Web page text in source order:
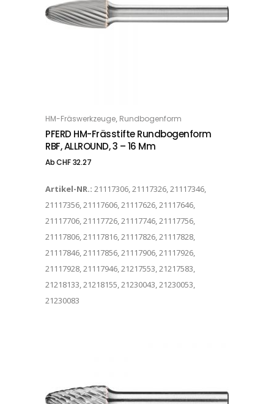
OPTIONS
HM-Fräswerkzeuge, Rundbogenform
PFERD HM-Frässtifte Rundbogenform
RBF, ALLROUND, 3 – 16 Mm
AbCHF32.27
Artikel-NR.: 21117306, 21117326, 21117346,
21117356, 21117606, 21117626, 21117646,
21117706, 21117726, 21117746, 21117756,
21117806, 21117816, 21117826, 21117828,
21117846, 21117856, 21117906, 21117926,
21117928, 21117946, 21217553, 21217583,
21218133, 21218155, 21230043, 21230053,
21230083